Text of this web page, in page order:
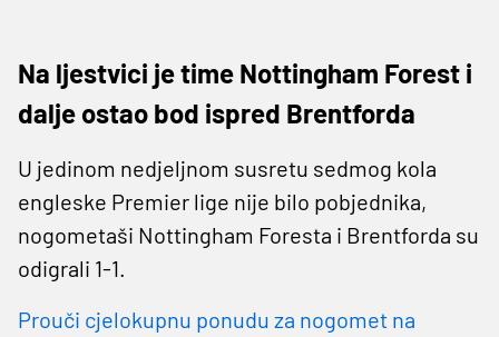
Na ljestvici je time Nottingham Forest i
dalje ostao bod ispred Brentforda
U jedinom nedjeljnom susretu sedmog kola
engleske Premier lige nije bilo pobjednika,
nogometaši Nottingham Foresta i Brentforda su
odigrali 1-1.
Prouči cjelokupnu ponudu za nogomet na